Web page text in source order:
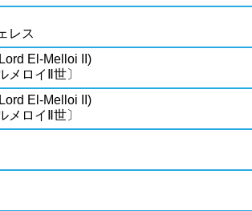
レス
El-Melloi II)
メロイⅡ世〕
El-Melloi II)
メロイⅡ世〕